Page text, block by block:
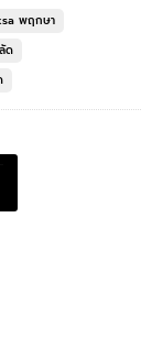
พฤกษา
ด